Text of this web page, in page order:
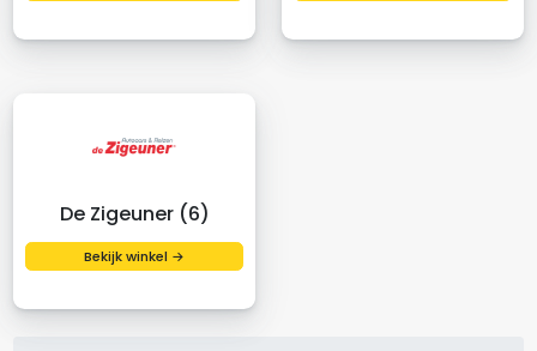
De Zigeuner (6)
Bekijk winkel →